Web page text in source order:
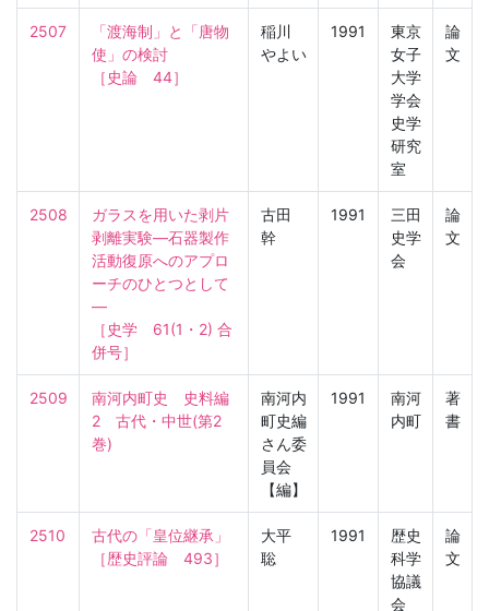
2507
「渡海制」と「唐物
使」の検討
［史論　44］
稲川
やよい
1991
東京
女子
大学
学会
史学
研究
室
論
文
2508
ガラスを用いた剥片
剥離実験—石器製作
活動復原へのアプロ
ーチのひとつとして
—
［史学　61(1・2) 合
併号］
古田
幹
1991
三田
史学
会
論
文
2509
南河内町史　史料編
2　古代・中世(第2
巻)
南河内
町史編
さん委
員会
【編】
1991
南河
内町
著
書
2510
古代の「皇位継承」
［歴史評論　493］
大平
聡
1991
歴史
科学
協議
会
論
文